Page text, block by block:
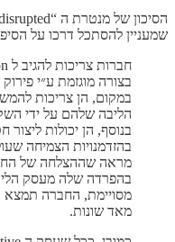
שמעניין להסתכל דרכו על
בצורה מוגזמת ע״י
במקום, הן צריכות
בנוסף, הן יכולות
מראה שההצלחה של
בהפרדה שלה מעסק
מסויימת, החברה
מאד שונות.